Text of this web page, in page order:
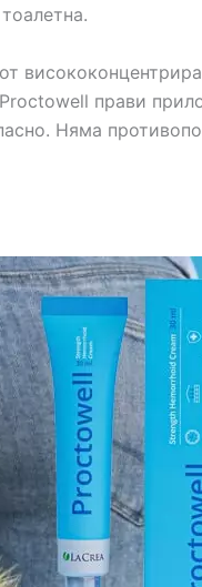
прави
Няма